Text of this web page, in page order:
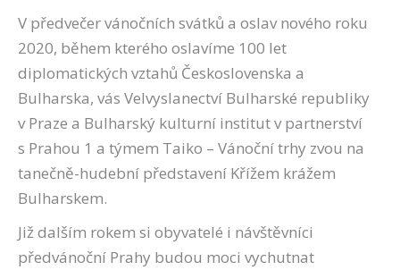
V předvečer vánočních svátků a oslav nového roku
2020, během kterého oslavíme 100 let
diplomatických vztahů Československa a
Bulharska, vás Velvyslanectví Bulharské republiky
v Praze a Bulharský kulturní institut v partnerství
s Prahou 1 a týmem Taiko – Vánoční trhy zvou na
tanečně-hudební představení Křížem krážem
Bulharskem.
Již dalším rokem si obyvatelé i návštěvníci
předvánoční Prahy budou moci vychutnat